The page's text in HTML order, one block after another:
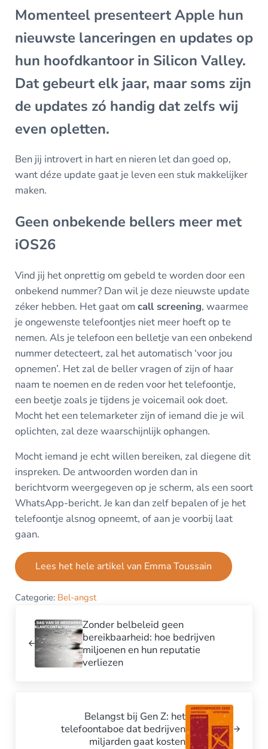
Momenteel presenteert Apple hun
nieuwste lanceringen en updates op
hun hoofdkantoor in Silicon Valley.
Dat gebeurt elk jaar, maar soms zijn
de updates zó handig dat zelfs wij
even opletten.
Ben jij introvert in hart en nieren let dan goed op,
want déze update gaat je leven een stuk makkelijker
maken.
Geen onbekende bellers meer met
iOS26
Vind jij het onprettig om gebeld te worden door een
onbekend nummer? Dan wil je deze nieuwste update
zéker hebben. Het gaat om call screening, waarmee
je ongewenste telefoontjes niet meer hoeft op te
nemen. Als je telefoon een belletje van een onbekend
nummer detecteert, zal het automatisch ‘voor jou
opnemen’. Het zal de beller vragen of zijn of haar
naam te noemen en de reden voor het telefoontje,
een beetje zoals je tijdens je voicemail ook doet.
Mocht het een telemarketer zijn of iemand die je wil
oplichten, zal deze waarschijnlijk ophangen.
Mocht iemand je echt willen bereiken, zal diegene dit
inspreken. De antwoorden worden dan in
berichtvorm weergegeven op je scherm, als een soort
WhatsApp-bericht. Je kan dan zelf bepalen of je het
telefoontje alsnog opneemt, of aan je voorbij laat
gaan.
Lees het hele artikel van Emma Toussain
Categorie: Bel-angst
Zonder belbeleid geen
bereikbaarheid: hoe bedrijven
miljoenen en hun reputatie
verliezen
Belangst bij Gen Z: het
telefoontaboe dat bedrijven
miljarden gaat kosten